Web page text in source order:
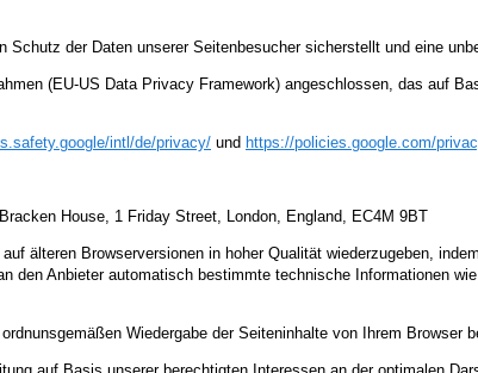
der Daten unserer Seitenbesucher sicherstellt und eine
(EU-US Data Privacy Framework) angeschlossen, das auf
/intl /de/privacy/ und https://policies.google.com/
House, 1 Friday Street, London, England, EC4M 9BT
älteren Browserversionen in hoher Qualität wiederzugeben,
den Anbieter automatisch bestimmte technische Informationen
Wiedergabe der Seiteninhalte von Ihrem Browser